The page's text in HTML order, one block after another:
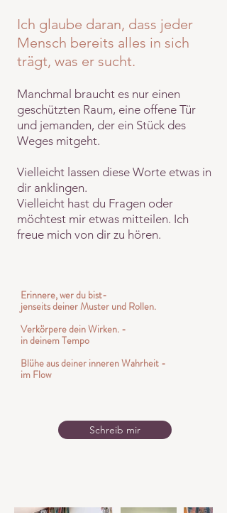
Ich glaube daran, dass jeder
Mensch bereits alles in sich
trägt, was er sucht.
Manchmal braucht es nur einen
geschützten Raum, eine offene Tür
und jemanden, der ein Stück des
Weges mitgeht.
​Vielleicht lassen diese Worte etwas in
dir anklingen.
Vielleicht hast du Fragen oder
möchtest mir etwas mitteilen. Ich
freue mich von dir zu hören.
Erinnere, wer du bist-
jenseits deiner Muster und Rollen.
Verkörpere dein Wirken. -
in deinem Tempo
Blühe aus deiner inneren Wahrheit -
im Flow
Schreib mir